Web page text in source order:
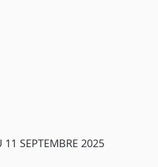
11 SEPTEMBRE 2025